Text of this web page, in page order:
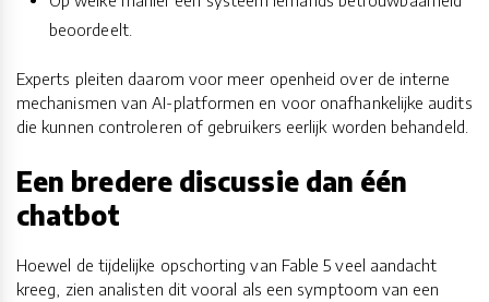
beoordeelt.
Experts pleiten daarom voor meer openheid over de interne
mechanismen van AI-platformen en voor onafhankelijke audits
die kunnen controleren of gebruikers eerlijk worden behandeld.
Een bredere discussie dan één
chatbot
Hoewel de tijdelijke opschorting van Fable 5 veel aandacht
kreeg, zien analisten dit vooral als een symptoom van een